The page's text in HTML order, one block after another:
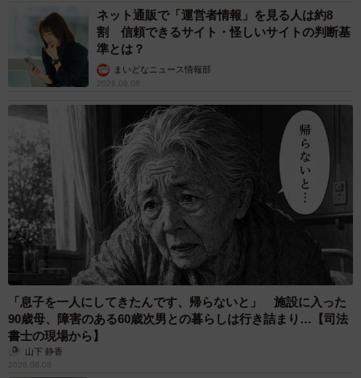
ネット通販で「運営者情報」を見る人は約8
割 信頼できるサイト・怪しいサイトの判断基
準とは？
まいどなニュース情報部
2026.08.08
「息子を一人にしてきたんです、帰らないと」 施設に入った
90歳母、障害のある60歳次男との暮らしは行き詰まり…【司法
書士の現場から】
山下 静香
2026.08.08